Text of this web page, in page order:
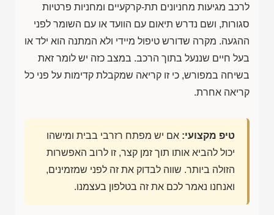
לרכב מגיעות מחניונים תת-קרקעיים ומחניות פרטיות
סגורות, ושם נדרש תיאום עם הוועד או עם השומר לפני
ההגעה. מקרה שדורש טיפול מיידי ולא המתנה הוא ילד או
בעל חיים שננעל בתוך הרכב. במצב כזה יש לומר זאת
בשיחה במפורש, כי זו קריאה שמקבלת קדימות על פני כל
קריאה אחרת.
טיפ מקצועי: אם יש מפתח רזרבי בבית ומישהו
יכול להביא אותו תוך זמן קצר, זו לרוב האפשרות
הזולה ביותר. שווה לבדוק את זה לפני שמזמינים,
ואנחנו נאמר לכם את זה בטלפון בעצמנו.